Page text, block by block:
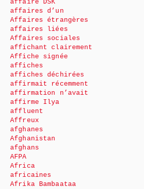
affaire DSK
affaires d’un
Affaires étrangères
affaires liées
Affaires sociales
affichant clairement
Affiche signée
affiches
affiches déchirées
affirmait récemment
affirmation n’avait
affirme Ilya
affluent
Affreux
afghanes
Afghanistan
afghans
AFPA
Africa
africaines
Afrika Bambaataa